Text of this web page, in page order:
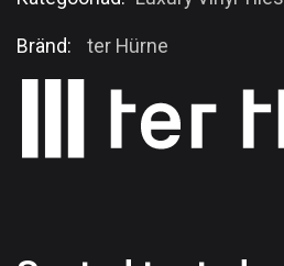
Bränd: ter Hürne